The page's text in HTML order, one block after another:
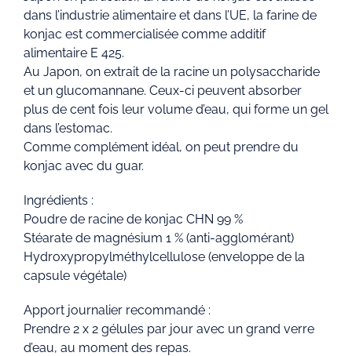
dans l’industrie alimentaire et dans l’UE, la farine de
konjac est commercialisée comme additif
alimentaire E 425.
Au Japon, on extrait de la racine un polysaccharide
et un glucomannane. Ceux-ci peuvent absorber
plus de cent fois leur volume d’eau, qui forme un gel
dans l’estomac.
Comme complément idéal, on peut prendre du
konjac avec du guar.
Ingrédients :
Poudre de racine de konjac CHN 99 %
Stéarate de magnésium 1 % (anti-agglomérant)
Hydroxypropylméthylcellulose (enveloppe de la
capsule végétale)
Apport journalier recommandé :
Prendre 2 x 2 gélules par jour avec un grand verre
d’eau, au moment des repas.